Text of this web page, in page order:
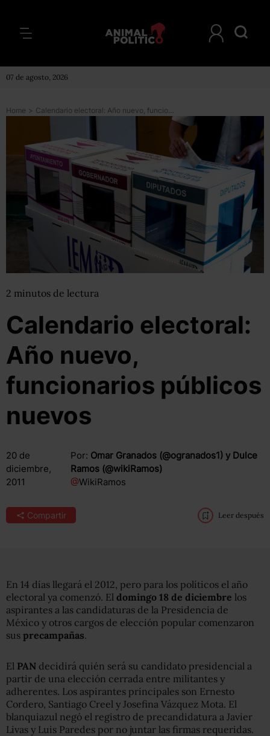
07 de agosto, 2026
Home > Calendario electoral: Año nuevo, funcionarios públicos nuevos
2 minutos de lectura
Calendario electoral:
Año nuevo,
funcionarios públicos
nuevos
20 de
diciembre,
2011
Por: Omar Granados (@ogranados1) y Dulce
Ramos (@wikiRamos)
@WikiRamos
Compartir Leer después
En 14 días llegará el 2012, pero para los políticos el año
electoral ya comenzó. El domingo 18 de diciembre los
aspirantes a las candidaturas de la Presidencia de
México y otros cargos de elección popular comenzaron
sus precampañas.
El PAN decidirá quién será su candidato presidencial a
partir de una elección cerrada entre militantes y
adherentes. Los aspirantes principales son Ernesto
Cordero, Santiago Creel y Josefina Vázquez Mota. El
blanquiazul negó el registro de precandidatura a Javier
Livas y Luis Paredes por no juntar las firmas requeridas.